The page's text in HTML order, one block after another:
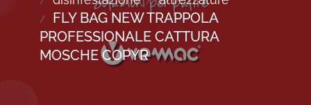
FLY BAG NEW TRAPPOLA
PROFESSIONALE CATTURA
MOSCHE COPYR